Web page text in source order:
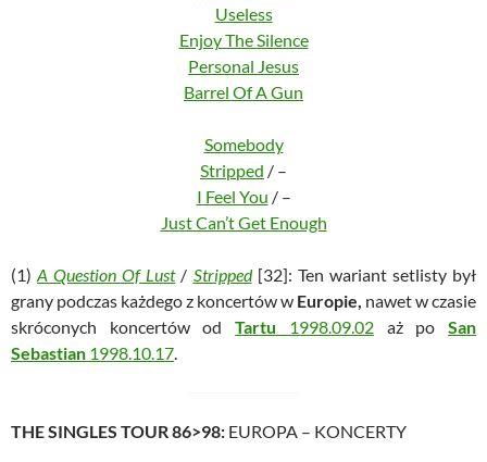
Useless
Enjoy The Silence
Personal Jesus
Barrel Of A Gun
Somebody
Stripped / –
I Feel You / –
Just Can’t Get Enough
(1)A Question Of Lust/ Stripped[32]: Ten wariant setlisty był
grany podczas każdego z koncertów w Europie, nawet w czasie
skróconych koncertów odTartu 1998.09.02aż poSan
Sebastian 1998.10.17.
THE SINGLES TOUR 86>98: EUROPA – KONCERTY